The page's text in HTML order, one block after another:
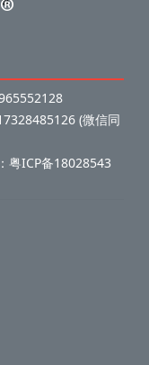
(微信同
粤ICP备18028543